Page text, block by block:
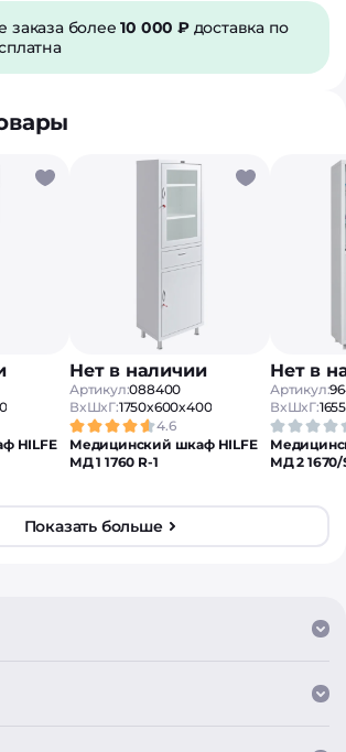
заказа более10 000 ₽доставка по
HILFE
Нет в наличии
Артикул:088400
ВxШxГ:1750x600x400
4.6
Медицинский шкаф HILFE
МД 1 1760 R-1
Нет в
Артикул:
ВxШxГ:
МД 2 1670/
Показать больше